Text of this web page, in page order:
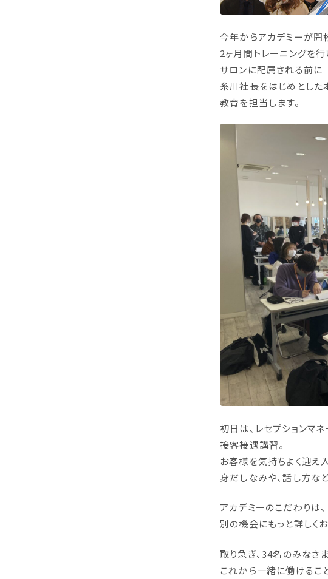
今年からアカデミーが開
2ヶ月間トレーニングを行
サロンに配属される前に
糸川社長をはじめとした
教育を担当します。
初日は、レセプションマ
接客接遇講習。
お客様を気持ちよく迎え
身だしなみや、話し方な
アカデミーのこだわりは、
別の機会にもっと詳しく
取り急ぎ、34名のみなさ
これから一緒に働けるこ